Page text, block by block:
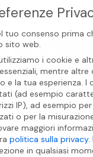
S.A.S
tuo consenso prima
sito web.
i cookie e
mentre altre
e la tua esperienza. I
(ad esempio
IP), ad esempio
o per la
maggiori
politica sulla privacy.
in qualsiasi